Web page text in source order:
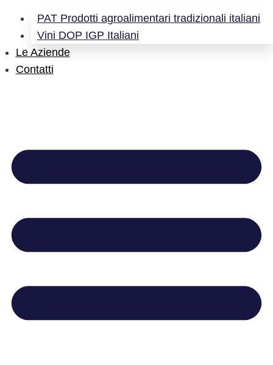
PAT Prodotti agroalimentari tradizionali italiani
Vini DOP IGP Italiani
Le Aziende
Contatti